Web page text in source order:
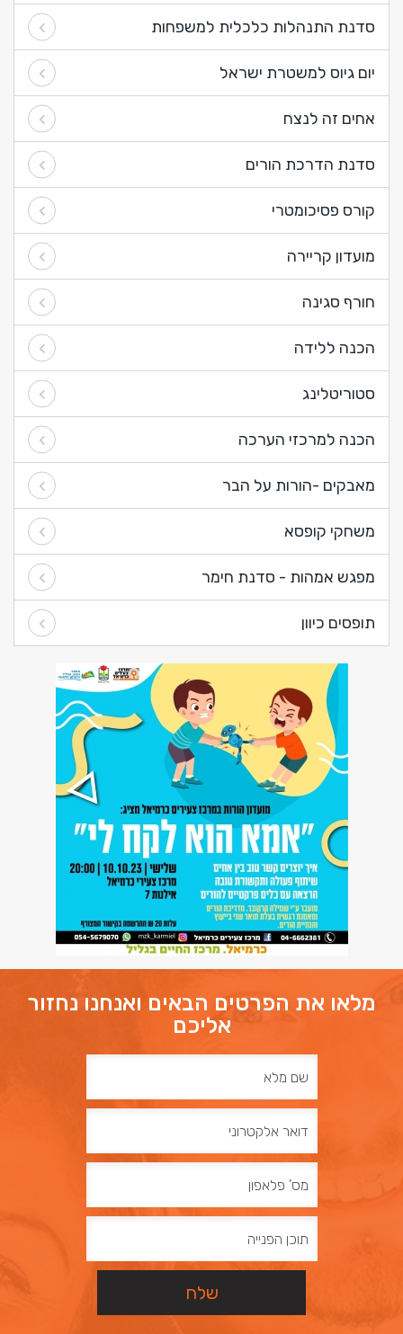
סדנת התנהלות כלכלית למשפחות
יום גיוס למשטרת ישראל
אחים זה לנצח
סדנת הדרכת הורים
קורס פסיכומטרי
מועדון קריירה
חורף סגינה
הכנה ללידה
סטוריטלינג
הכנה למרכזי הערכה
מאבקים -הורות על הבר
משחקי קופסא
מפגש אמהות - סדנת חימר
תופסים כיוון
מלאו את הפרטים הבאים ואנחנו נחזור
אליכם
שלח